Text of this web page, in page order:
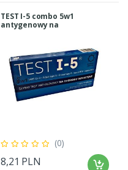
TEST I-5 combo 5w1
antygenowy na
(0)
8,21 PLN